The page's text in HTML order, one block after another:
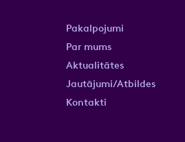
Pakalpojumi
Par mums
Aktualitātes
Jautājumi/Atbildes
Kontakti